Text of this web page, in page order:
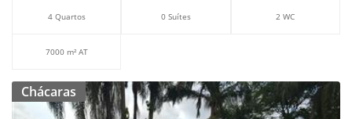
4 Quartos 0 Suítes 2 WC
7000 m² AT
Chácaras